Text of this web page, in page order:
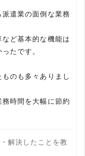
遣業の面倒な業務
ど基本的な機能は
たです。
のも多々ありまし
時間を大幅に節約
解決したことを教